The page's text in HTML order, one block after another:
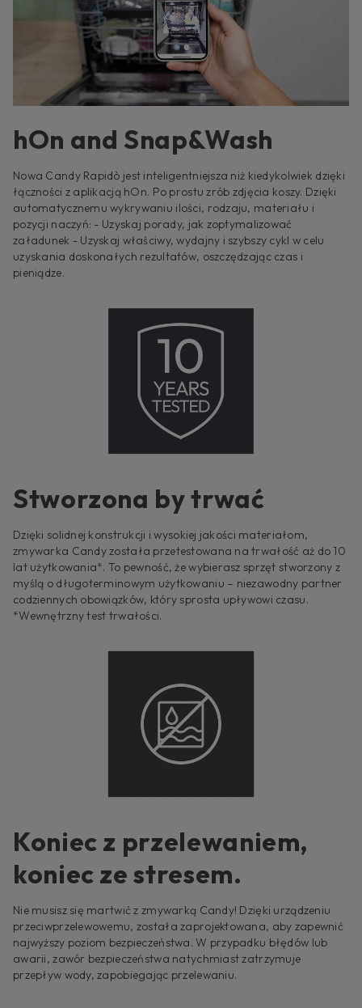
hOn and Snap&Wash
Nowa Candy Rapidò jest inteligentniejsza niż kiedykolwiek dzięki
łączności z aplikacją hOn. Po prostu zrób zdjęcia koszy. Dzięki
automatycznemu wykrywaniu ilości, rodzaju, materiału i
pozycji naczyń: - Uzyskaj porady, jak zoptymalizować
załadunek - Uzyskaj właściwy, wydajny i szybszy cykl w celu
uzyskania doskonałych rezultatów, oszczędzając czas i
pieniądze.
Stworzona by trwać
Dzięki solidnej konstrukcji i wysokiej jakości materiałom,
zmywarka Candy została przetestowana na trwałość aż do 10
lat użytkowania*. To pewność, że wybierasz sprzęt stworzony z
myślą o długoterminowym użytkowaniu – niezawodny partner
codziennych obowiązków, który sprosta upływowi czasu.
*Wewnętrzny test trwałości.
Koniec z przelewaniem,
koniec ze stresem.
Nie musisz się martwić z zmywarką Candy! Dzięki urządzeniu
przeciwprzelewowemu, została zaprojektowana, aby zapewnić
najwyższy poziom bezpieczeństwa. W przypadku błędów lub
awarii, zawór bezpieczeństwa natychmiast zatrzymuje
przepływ wody, zapobiegając przelewaniu.